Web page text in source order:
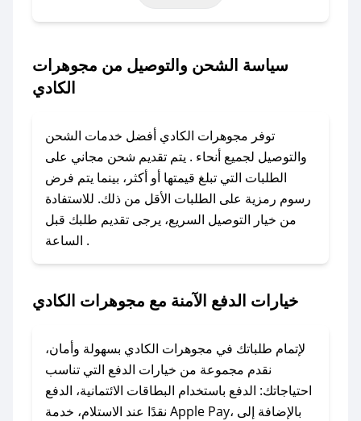
حتى عروض خاصة أخرى.
الكادي؟
باستخدام تطبيق صحصح، يمكنك العثور بسهولة على
الكوبون، تواصل معنا عبر تويتر أو البريد الإلكتروني
لإضافته بسرعة.
### كيفية استخدام كود خصم مجوهرات الكادي؟
1. انسخ كود الخصم من تطبيق صحصح.
2. الصقه في خانة الدفع عند التسوق من مجوهرات
الكادي.
### ماذا أفعل إذا لم يعمل كود الخصم؟
الرسائل الخاصة على تويتر أو البريد الإلكتروني،
وسنقوم بحل المشكلة في أسرع وقت ممكن.
### ماذا أفعل إذا لم أجد كود خصم لمتجري
سياسة الشحن والتوصيل من مجوهرات
الكادي
توفر مجوهرات الكادي أفضل خدمات الشحن
والتوصيل لجميع أنحاء . يتم تقديم شحن مجاني على
الطلبات التي تبلغ قيمتها أو أكثر، بينما يتم فرض
رسوم رمزية على الطلبات الأقل من ذلك. للاستفادة
من خيار التوصيل السريع، يرجى تقديم طلبك قبل
الساعة .
خيارات الدفع الآمنة مع مجوهرات الكادي
لإتمام طلباتك في مجوهرات الكادي بسهولة وأمان،
نقدم مجموعة من خيارات الدفع التي تناسب
احتياجاتك: الدفع باستخدام البطاقات الائتمانية، الدفع
نقدًا عند الاستلام، خدمة Apple Pay، بالإضافة إلى